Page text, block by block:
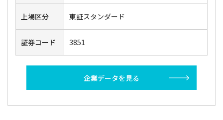
上場区分 東証スタンダード
証券コード 3851
企業データを見る